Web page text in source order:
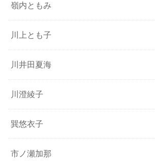
嶺内ともみ
川上とも子
川井田夏海
川澄綾子
巽悠衣子
市ノ瀬加那